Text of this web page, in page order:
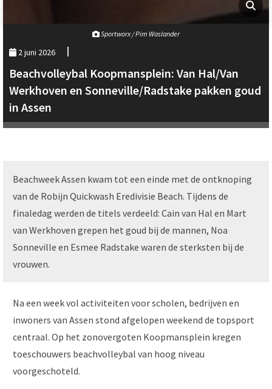
Sportworx / Pim Waslander
2 juni 2026
Beachvolleybal Koopmansplein: Van Hal/Van
Werkhoven en Sonneville/Radstake pakken goud
in Assen
Beachweek Assen kwam tot een einde met de ontknoping
van de Robijn Quickwash Eredivisie Beach. Tijdens de
finaledag werden de titels verdeeld: Cain van Hal en Mart
van Werkhoven grepen het goud bij de mannen, Noa
Sonneville en Esmee Radstake waren de sterksten bij de
vrouwen.
Na een week vol activiteiten voor scholen, bedrijven en
inwoners van Assen stond afgelopen weekend de topsport
centraal. Op het zonovergoten Koopmansplein kregen
toeschouwers beachvolleybal van hoog niveau
voorgeschoteld.